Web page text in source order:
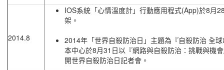
2014.8
IOS系統「心情溫度計」行動應用程式(App)於8月
架。
2014年「世界自殺防治日」主題為『自殺防治 全
本中心於8月31日以『網路與自殺防治：挑戰與機
開世界自殺防治日記者會。